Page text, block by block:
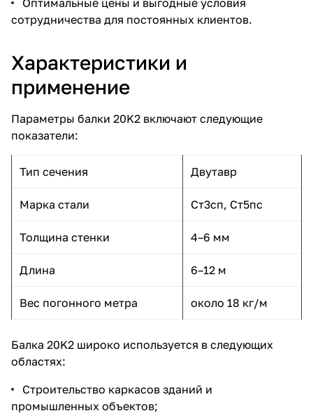
сотрудничества для постоянных клиентов.
Характеристики и
применение
Параметры балки 20K2 включают следующие
показатели:
Тип сечения Двутавр
Марка стали Ст3сп, Ст5пс
Толщина стенки 4–6 мм
Длина 6–12 м
Вес погонного метра около 18 кг/м
Балка 20K2 широко используется в следующих
областях:
Строительство каркасов зданий и
промышленных объектов;